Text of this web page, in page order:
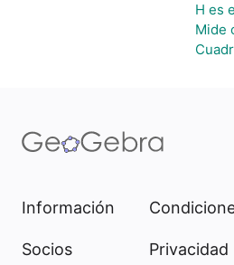
H es
Mide
Información
Socios Privacidad